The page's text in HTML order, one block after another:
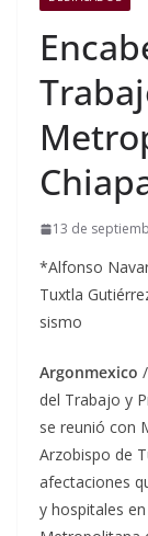
13 de
*Alfonso
Tuxtla
sismo
Argonmexico
del Trabajo y
se reunió con
Arzobispo de
afectaciones
y hospitales